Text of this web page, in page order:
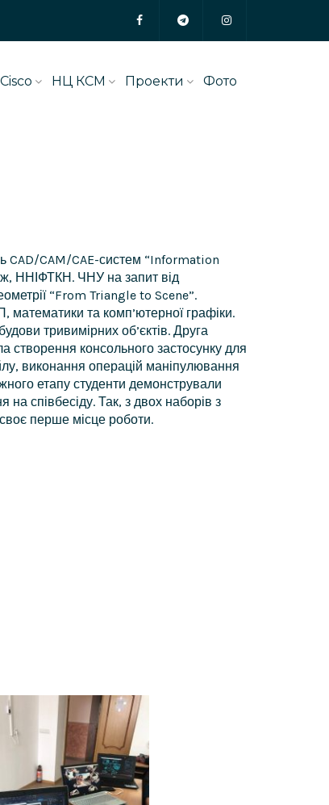
НЦ КСМ Проекти Фото
CAD/CAM/CAE-систем “Information
ННІФТКН. ЧНУ на запит від
“From Triangle to Scene”.
та комп’ютерної графіки.
тривимірних об’єктів. Друга
створення консольного застосунку для
виконання операцій маніпулювання
етапу студенти демонстрували
співбесіду. Так, з двох наборів з
перше місце роботи.